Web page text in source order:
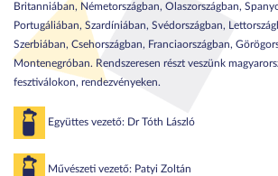
Britanniában, Németországban, Olaszországban,
Portugáliában, Szardíniában, Svédországban,
Szerbiában, Csehországban, Franciaországban,
Montenegróban. Rendszeresen részt veszünk
fesztiválokon, rendezvényeken.
Együttes vezető: Dr Tóth László
Művészeti vezető: Patyi Zoltán